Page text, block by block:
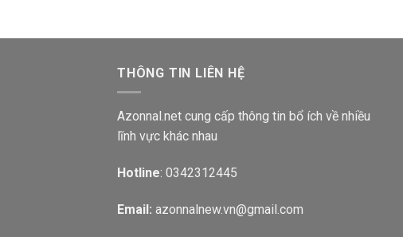
THÔNG TIN LIÊN HỆ
Azonnal.net cung cấp thông tin bổ ích về nhiều
lĩnh vực khác nhau
Hotline: 0342312445
Email: azonnalnew.vn@gmail.com